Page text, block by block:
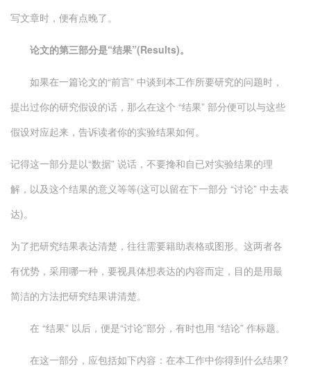
写文章时，便有点晚了。
论文的第三部分是“结果”(Results)。
如果在一篇论文的“前言” 中谈到本工作所要研究的问题时，
提出过你的研究假设的话，那么在这个 “结果” 部分便可以与这些
假设对应起来，告诉读者你的实验结果如何。
记得这一部分是以“数据” 说话，不要搀和自已对实验结果的理
解，以及这个结果的意义等等(这可以留在下一部分 “讨论” 中去表
达)。
为了把研究结果表达清楚，往往需要籍助表格或图形。这两者各
有优势，采用哪一种，要视具体想表达的内容而定，目的是用最
简洁的方法把研究结果讲清楚。
在 “结果” 以后，便是“讨论”部分，有时也用 “结论” 作标题。
在这一部分，应包括如下内容：在本工作中你得到什么结果?